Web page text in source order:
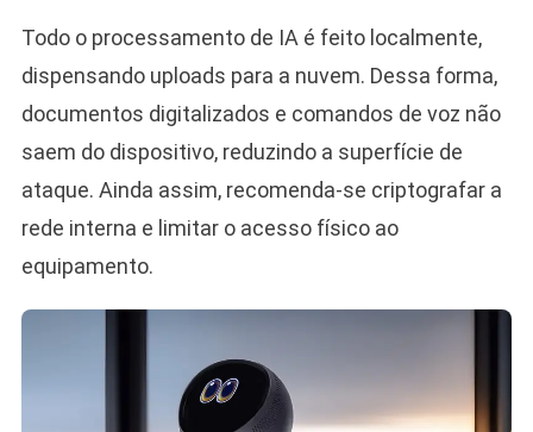
Todo o processamento de IA é feito localmente,
dispensando uploads para a nuvem. Dessa forma,
documentos digitalizados e comandos de voz não
saem do dispositivo, reduzindo a superfície de
ataque. Ainda assim, recomenda-se criptografar a
rede interna e limitar o acesso físico ao
equipamento.